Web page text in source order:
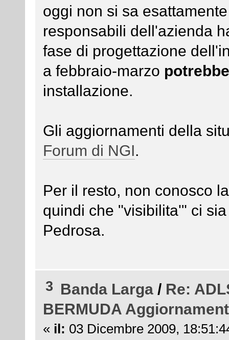
oggi non si sa
responsabili dell'azienda
fase di progettazione
a febbraio-marzo
installazione.
Gli aggiornamenti della
Forum di NGI.
Per il resto, non conosco
quindi che "visibilita'" ci
Pedrosa.
3 Banda Larga / Re:
BERMUDA
« il: 03 Dicembre 2009,